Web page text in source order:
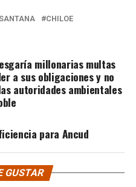
CHILOE
millonarias multas
a sus obligaciones y no
autoridades ambientales
para Ancud
GUSTAR